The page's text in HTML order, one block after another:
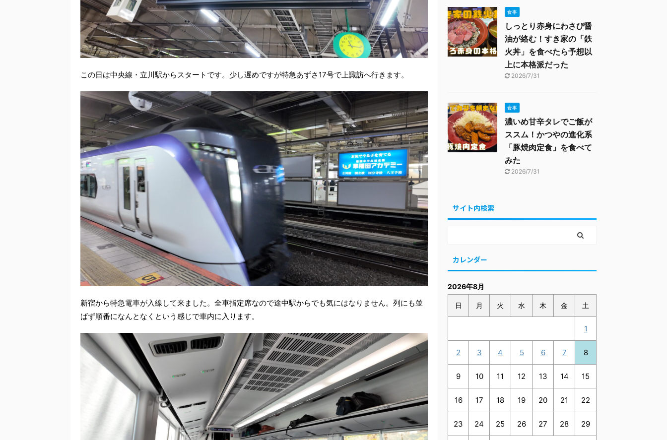
この日は中央線・立川駅からスタートです。少し遅めですが特急あずさ17号で上諏訪へ行きます。
新宿から特急電車が入線して来ました。全車指定席なので途中駅からでも気にはなりません。列にも並
ばず順番になんとなくという感じで車内に入ります。
食事
しっとり赤身にわさび醤
油が絡む！すき家の「鉄
火丼」を食べたら予想以
上に本格派だった
2026/7/31
食事
濃いめ甘辛タレでご飯が
ススム！かつやの進化系
「豚焼肉定食」を食べて
みた
2026/7/31
サイト内検索
カレンダー
2026年8月
日 月 火 水 木 金 土
1
2 3 4 5 6 7 8
9 10 11 12 13 14 15
16 17 18 19 20 21 22
23 24 25 26 27 28 29